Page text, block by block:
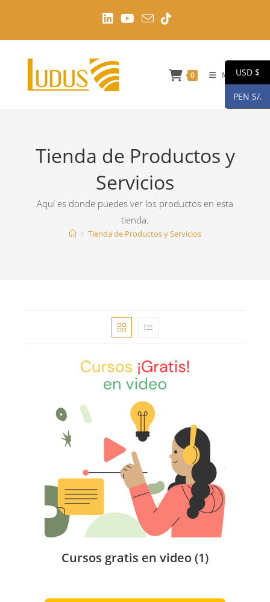
contenido
0 Menú
Tienda de Productos y
Servicios
Aquí es donde puedes ver los productos en esta
tienda.
> Tienda de Productos y Servicios
Cursos gratis en video(1)
USD $
PEN S/.